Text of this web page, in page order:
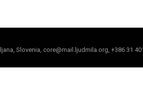
Slovenia, core@mail.ljudmila.org, +386 31